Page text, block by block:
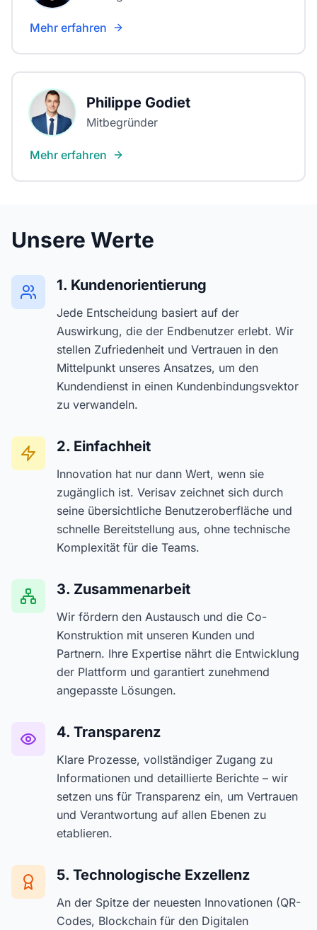
Mehr erfahren
Philippe Godiet
Mitbegründer
Mehr erfahren
Unsere Werte
1. Kundenorientierung
Jede Entscheidung basiert auf der
Auswirkung, die der Endbenutzer erlebt. Wir
stellen Zufriedenheit und Vertrauen in den
Mittelpunkt unseres Ansatzes, um den
Kundendienst in einen Kundenbindungsvektor
zu verwandeln.
2. Einfachheit
Innovation hat nur dann Wert, wenn sie
zugänglich ist. Verisav zeichnet sich durch
seine übersichtliche Benutzeroberfläche und
schnelle Bereitstellung aus, ohne technische
Komplexität für die Teams.
3. Zusammenarbeit
Wir fördern den Austausch und die Co-
Konstruktion mit unseren Kunden und
Partnern. Ihre Expertise nährt die Entwicklung
der Plattform und garantiert zunehmend
angepasste Lösungen.
4. Transparenz
Klare Prozesse, vollständiger Zugang zu
Informationen und detaillierte Berichte – wir
setzen uns für Transparenz ein, um Vertrauen
und Verantwortung auf allen Ebenen zu
etablieren.
5. Technologische Exzellenz
An der Spitze der neuesten Innovationen (QR-
Codes, Blockchain für den Digitalen